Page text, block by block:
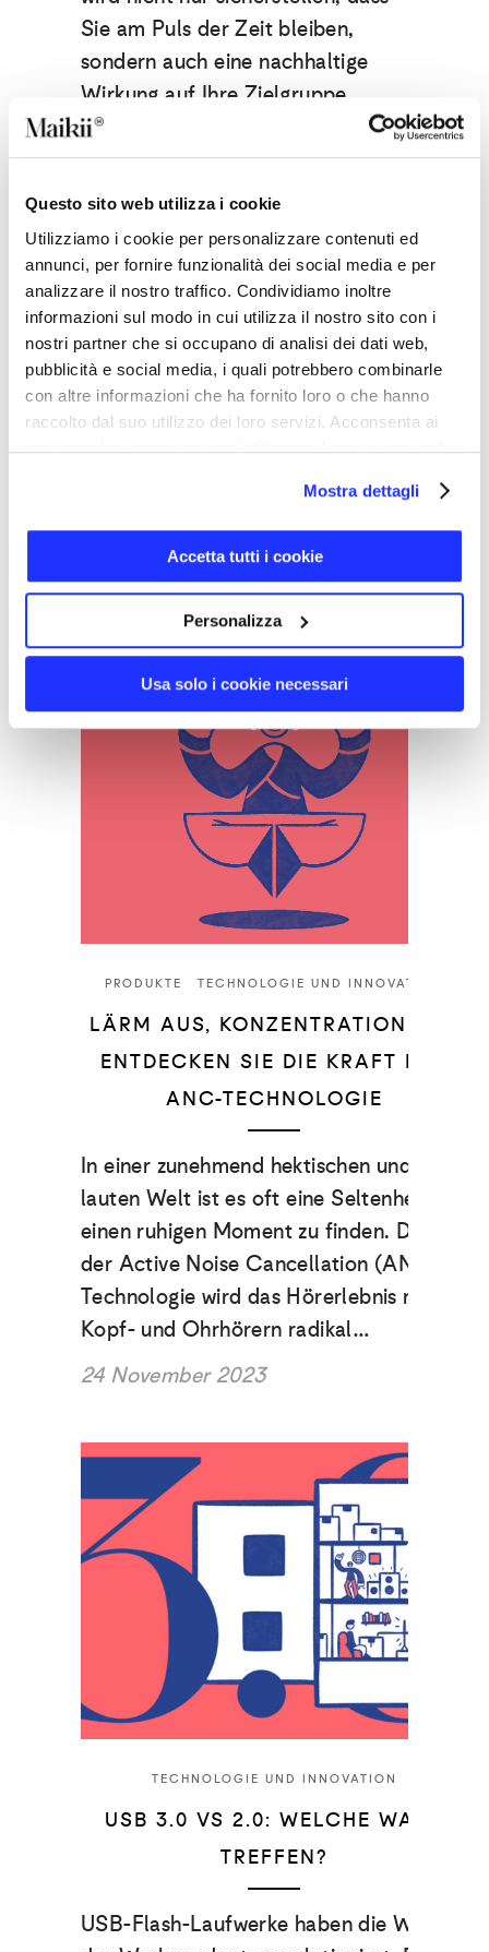
Questo sito web utilizza i cookie
Utilizziamo i cookie per personalizzare contenuti ed
annunci, per fornire funzionalità dei social media e per
analizzare il nostro traffico. Condividiamo inoltre
informazioni sul modo in cui utilizza il nostro sito con i
nostri partner che si occupano di analisi dei dati web,
pubblicità e social media, i quali potrebbero combinarle
con altre informazioni che ha fornito loro o che hanno
raccolto dal suo utilizzo dei loro servizi. Acconsenta ai
nostri cookie se continua ad utilizzare il nostro sito web.
Mostra dettagli
Accetta tutti i cookie
Personalizza
Usa solo i cookie necessari
Sie am Puls der Zeit bleiben,
sondern auch eine nachhaltige
Wirkung auf Ihre Zielgruppe
haben.
Werbeartikeln, die den neuesten
Trends folgen und die ständig
steigenden Erwartungen der
Verbraucher erfüllen, zu
überraschen und sich abzuheben!
Melden Sie sich für unseren
Newsletter an und verpassen Sie
nicht die Neuigkeiten auf
Follow us on
PRODUKTE TECHNOLOGIE UND INNOVATION
LÄRM AUS, KONZENTRATION EIN:
ENTDECKEN SIE DIE KRAFT DER
ANC-TECHNOLOGIE
In einer zunehmend hektischen und
lauten Welt ist es oft eine Seltenheit,
einen ruhigen Moment zu finden. Dank
der Active Noise Cancellation (ANC)-
Technologie wird das Hörerlebnis mit
Kopf- und Ohrhörern radikal…
24 November 2023
TECHNOLOGIE UND INNOVATION
USB 3.0 VS 2.0: WELCHE WAHL
TREFFEN?
USB-Flash-Laufwerke haben die Welt